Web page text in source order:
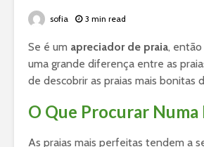
sofia 3 min read
Se é um apreciador de praia,
uma grande diferença entre as
de descobrir as praias mais bonitas
O Que Procurar Numa
As praias mais perfeitas tendem a